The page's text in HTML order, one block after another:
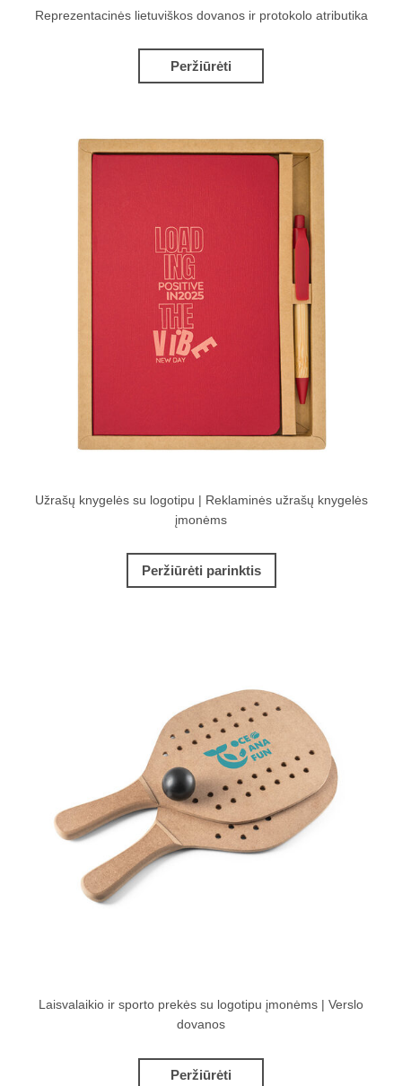
Reprezentacinės lietuviškos dovanos ir protokolo atributika
Peržiūrėti
Užrašų knygelės su logotipu | Reklaminės užrašų knygelės
įmonėms
Peržiūrėti parinktis
Laisvalaikio ir sporto prekės su logotipu įmonėms | Verslo
dovanos
Peržiūrėti